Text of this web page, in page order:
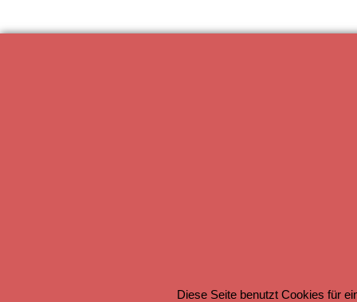
Diese Seite benutzt Cookies für